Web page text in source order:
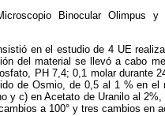
Binocular Olimpus y
en el estudio de 4 UE
del material se llevó a cabo
PH 7,4; 0,1 molar durante
de Osmio, de 0,5 al 1 % en el
y c) en Acetato de Uranilo al
a 100° y tres cambios en